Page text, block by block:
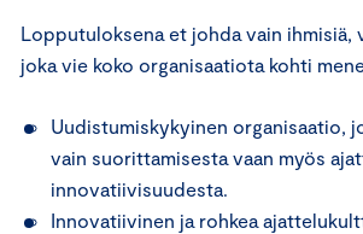
Lopputuloksena et johda vain ihmisiä,
joka vie koko organisaatiota kohti
Uudistumiskykyinen organisaatio,
vain suorittamisesta vaan myös
innovatiivisuudesta.
Innovatiivinen ja rohkea